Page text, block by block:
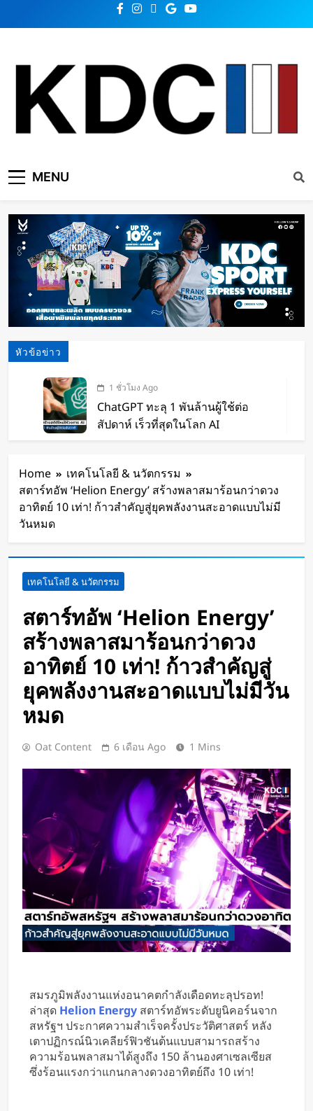
KDC SOLUTION | เคดีซี
โซลูชั่น
MENU
หัวข้อข่าว
1 ชั่วโมง Ago
ChatGPT ทะลุ 1 พันล้านผู้ใช้ต่อ
สัปดาห์ เร็วที่สุดในโลก AI
ชั้นบน รองรับผู้โดยสารได้ 7 ที่นั่ง
3 ชั่วโมง Ago
นักวิจัย NUS CDE พัฒนา “ผิว
ซ่อมแซมตัวเองใต้น้ำได้
5 ชั่วโมง Ago
K-18M โดรนรบฝีมือคนไทย ทดสอบ
บินสำเร็จครั้งแรก
1 วัน Ago
BlaBlaCar เปิดให้บริการในไทย
แพลตฟอร์มคาร์พูลระหว่างเมือง ช่วย
หารค่าน้ำมันและค่าทางด่วน
1 วัน Ago
กำไรพุ่ง SK Hynix ทำสถิติสูงสุด
Disney+ จับมือ TikTok ดึงครีเอเตอร์
สร้างคอนเทนต์
1 วัน Ago
ทีมนักศึกษาจากเนเธอร์แลนด์เปิดตัว
Stella Juva รถพยาบาลพลังงานแสง
อาทิตย์คันแรกของโลก วิ่งไกลกว่า
700 กม.
2 วัน Ago
เปิดตัว CMF Clip Pro หูฟังคลิปหนีบหู
รุ่นแรก! มาพร้อม Smart Dial บนเคส
ชาร์จ และแบตฯ ใช้งานสูงสุด 32.5
ชั่วโมง
2 วัน Ago
Spotify เพิ่มโหมดวิ่งใหม่ ปรับเพลง
ตามความเร็วและรูปแบบการฝึก
Home
เทคโนโลยี & นวัตกรรม
สตาร์ทอัพ ‘Helion Energy’ สร้างพลาสมาร้อนกว่าดวง
อาทิตย์ 10 เท่า! ก้าวสำคัญสู่ยุคพลังงานสะอาดแบบไม่มี
วันหมด
เทคโนโลยี & นวัตกรรม
สตาร์ทอัพ ‘Helion Energy’
สร้างพลาสมาร้อนกว่าดวง
อาทิตย์ 10 เท่า! ก้าวสำคัญสู่
ยุคพลังงานสะอาดแบบไม่มีวัน
หมด
Oat Content 6 เดือน Ago 1 Mins
สมรภูมิพลังงานแห่งอนาคตกำลังเดือดทะลุปรอท!
ล่าสุด Helion Energy สตาร์ทอัพระดับยูนิคอร์นจาก
สหรัฐฯ ประกาศความสำเร็จครั้งประวัติศาสตร์ หลัง
เตาปฏิกรณ์นิวเคลียร์ฟิวชันต้นแบบสามารถสร้าง
ความร้อนพลาสมาได้สูงถึง 150 ล้านองศาเซลเซียส
ซึ่งร้อนแรงกว่าแกนกลางดวงอาทิตย์ถึง 10 เท่า!